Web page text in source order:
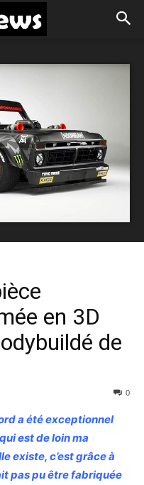
en 3D
de
0
a été exceptionnel
est de loin ma
existe, c’est grâce à
pas pu être fabriquée